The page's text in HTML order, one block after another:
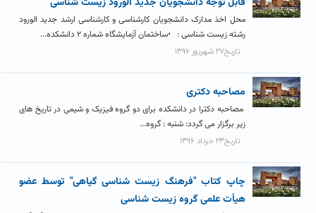
محل اخذ مدارک دانشجویان کارشناسی و کارشناسی ارشد جدید الورود
رشته زیست شناسی : •ساختمان آزمایشگاه شماره ۲ دانشکده...
تاریخ۲۷ شهریور ۱۳۹۶
مصاحبه دکتری
مصاحبه دکترا در دانشکده برای دو گروه فیزیک و شیمی در تاریخ های
زیر برگزار می گردد: شنبه : گروه...
تاریخ۲۳ خرداد ۱۳۹۶
چاپ کتاب "فرهنگ زیست شناسی گیاهی" توسط عضو
هیأت علمی گروه زیست شناسی